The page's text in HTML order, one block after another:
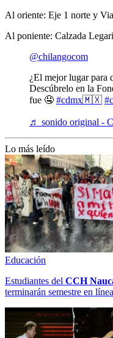
Al oriente: Eje 1 norte y
Al poniente: Calzada
@chilangocom
¿El mejor lugar para
Descúbrelo en la
fue 🤤 #cdmx🇲🇽
♬ sonido original -
Lo más leído
Educación
Estudiantes del CCH
terminarán semestre en línea